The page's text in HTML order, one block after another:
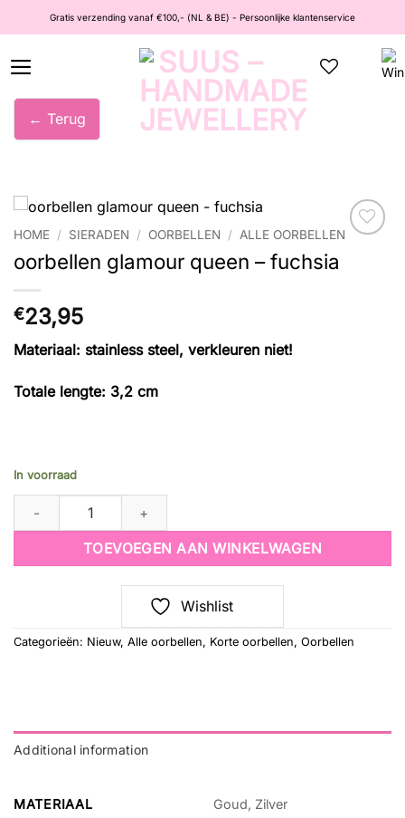
naar
inhoud
Gratis verzending vanaf €100,- (NL & BE) - Persoonlijke klantenservice
← Terug
HOME / SIERADEN / OORBELLEN / ALLE OORBELLEN
oorbellen glamour queen – fuchsia
€23,95
Materiaal: stainless steel, verkleuren niet!
Totale lengte: 3,2 cm
In voorraad
TOEVOEGEN AAN WINKELWAGEN
Wishlist
Categorieën: Nieuw, Alle oorbellen, Korte oorbellen, Oorbellen
Additional information
MATERIAAL Goud, Zilver